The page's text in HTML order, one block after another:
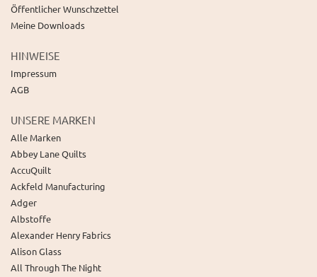
Öffentlicher Wunschzettel
Meine Downloads
HINWEISE
Impressum
AGB
UNSERE MARKEN
Alle Marken
Abbey Lane Quilts
AccuQuilt
Ackfeld Manufacturing
Adger
Albstoffe
Alexander Henry Fabrics
Alison Glass
All Through The Night